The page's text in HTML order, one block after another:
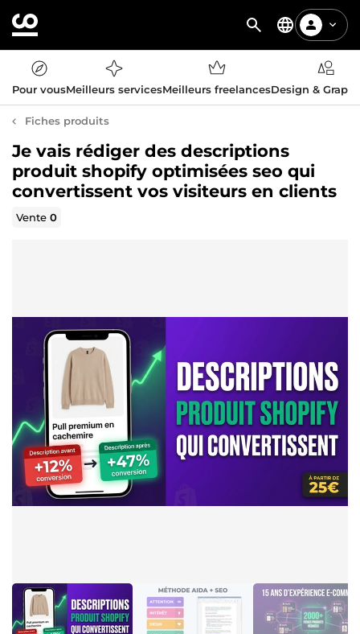
Pour vousMeilleurs servicesMeilleurs freelancesDesign &
Fiches produits
Je vais rédiger des descriptions
produit shopify optimisées seo qui
convertissent vos visiteurs en clients
Vente0